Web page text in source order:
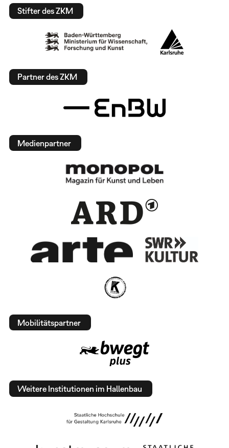
Stifter des ZKM
Partner des ZKM
Medienpartner
Mobilitätspartner
Weitere Institutionen im Hallenbau